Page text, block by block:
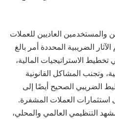
والمستخدمين العاديين للعملات
الضريبية المحددة أمر بالغ
الاستراتيجيات المالية،
وتجنب المشاكل القانونية
الضريبي الصحيح أيضًا إلى
استثمارات العملات المشفرة.
التنظيمي العالمي والمحلي،